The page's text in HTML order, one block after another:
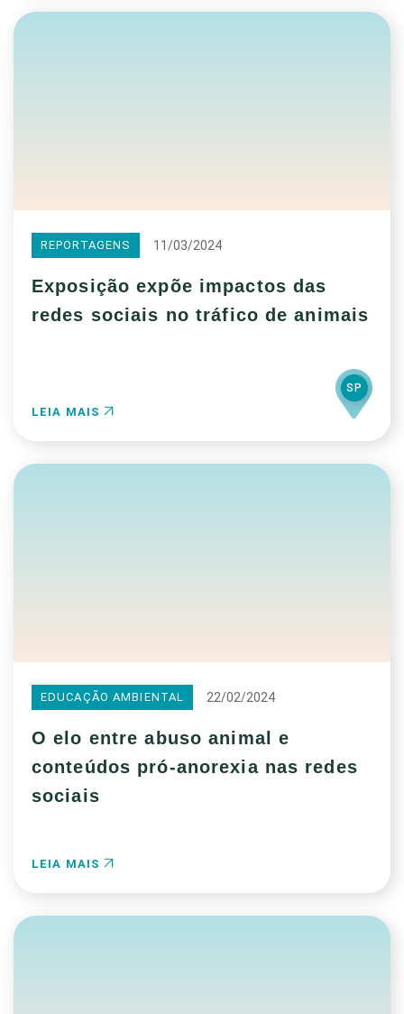
REPORTAGENS 11/03/2024
Exposição expõe impactos das
redes sociais no tráfico de animais
LEIA MAIS
SP
EDUCAÇÃO AMBIENTAL 22/02/2024
O elo entre abuso animal e
conteúdos pró-anorexia nas redes
sociais
LEIA MAIS